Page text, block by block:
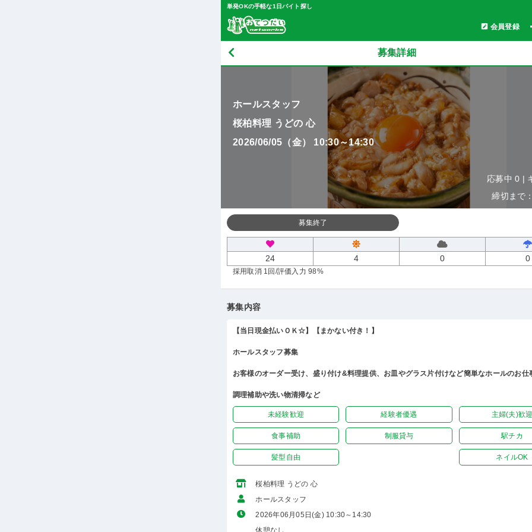
単発OKの手軽な1日バイト探し
会員登録
募集詳細
ホールスタッフ
桜柏料理 うどの 心
2026/06/05（金） 10:30～14:30
応募中 0 |
締切まで
募集終了
24 4 0 0
採用取消 1回 /評価入力 98%
募集内容
【当日現金払いＯＫ☆】【まかない付き！】
ホールスタッフ募集
お客様のオーダー受け、盛り付け&料理提供、お皿やグラス片付けなど簡単なホールのお仕
調理補助や洗い物清掃など
未経験歓迎 経験者優遇 主婦(夫)歓迎
食事補助 制服貸与 駅チカ
髪型自由 ネイルOK
桜柏料理 うどの 心
ホールスタッフ
2026年06月05日(金) 10:30～14:30
休憩なし